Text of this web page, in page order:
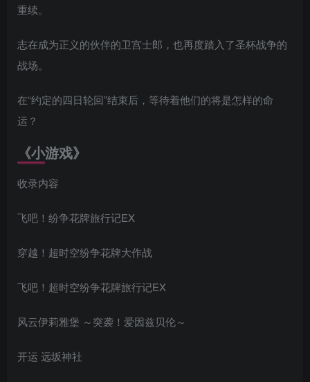
重续。
志在成为正义的伙伴的卫宫士郎，也再度踏入了圣杯战争的
战场。
在“约定的四日轮回”结束后，等待着他们的将是怎样的命
运？
《小游戏》
收录内容
飞吧！纷争花牌旅行记EX
穿越！超时空纷争花牌大作战
飞吧！超时空纷争花牌旅行记EX
风云伊莉雅堡 ～突袭！爱因兹贝伦～
开运 远坂神社